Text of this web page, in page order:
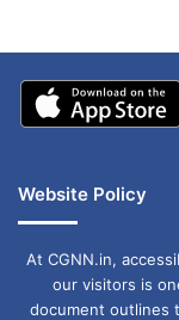
Website Policy
At CGNN.in,
our visitors is
document outlines